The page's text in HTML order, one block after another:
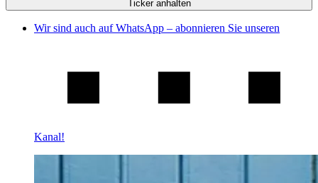
Ticker anhalten
Wir sind auch auf WhatsApp – abonnieren Sie unseren
Kanal!